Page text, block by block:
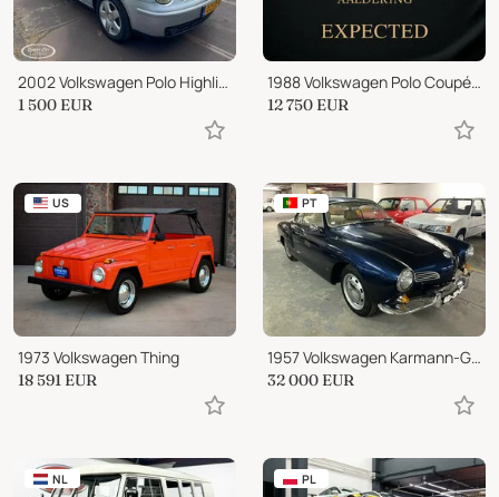
2002 Volkswagen Polo Highline
1 500 EUR
1988 Volkswagen Polo Coupé Fox E-Cap Mobility "100% electric"
12 750 EUR
US
1973 Volkswagen Thing
18 591 EUR
PT
1957 Volkswagen Karmann-Ghia 1.2 Coupe
32 000 EUR
NL PL